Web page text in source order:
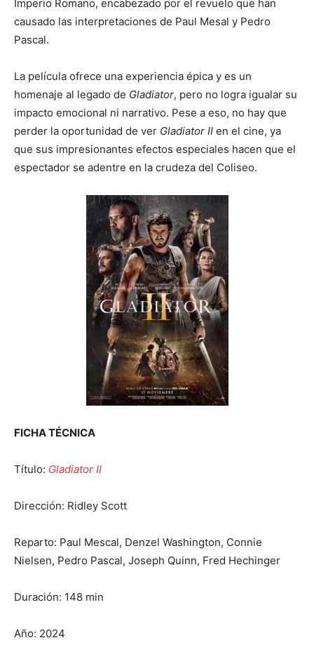
Imperio Romano, encabezado por el revuelo que han
causado las interpretaciones de Paul Mesal y Pedro
Pascal.
La película ofrece una experiencia épica y es un
homenaje al legado de Gladiator, pero no logra igualar su
impacto emocional ni narrativo. Pese a eso, no hay que
perder la oportunidad de ver Gladiator II en el cine, ya
que sus impresionantes efectos especiales hacen que el
espectador se adentre en la crudeza del Coliseo.
FICHA TÉCNICA
Título: Gladiator II
Dirección: Ridley Scott
Reparto: Paul Mescal, Denzel Washington, Connie
Nielsen, Pedro Pascal, Joseph Quinn, Fred Hechinger
Duración: 148 min
Año: 2024